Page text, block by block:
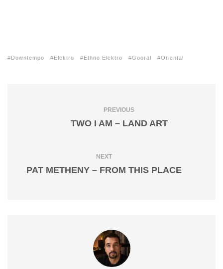
Downtempo Elektro Ethno Elektro Gooral Oriental
PREVIOUS
TWO I AM – LAND ART
NEXT
PAT METHENY – FROM THIS PLACE